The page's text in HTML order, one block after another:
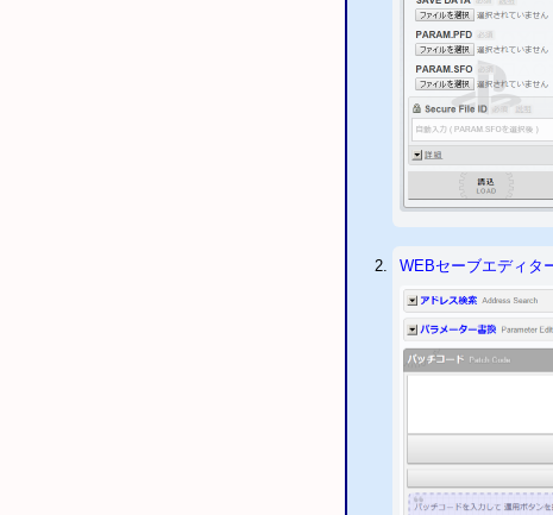
3DSパッチコード改造掲
「ドラゴンクエス
追加RPGツクールVX
追加RPGツクールMV
追加ドラゴンズドグマ
追加セーブデータの解
更新 対応タイトル追加「
双」に対応しました。
更新 アカウント ID書換
書き換えに対応しました。
更新 「第3次スーパー
更新 「第3次スーパー
追加ファイナルファン
追加キングダムハーツ
追加戦国無双4 改造方
WEBセーブエディタ